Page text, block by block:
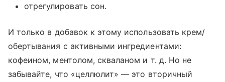
отрегулировать сон.
И только в добавок к этому использовать крем/
обертывания с активными ингредиентами:
кофеином, ментолом, скваланом и т. д. Но не
забывайте, что «целлюлит» — это вторичный